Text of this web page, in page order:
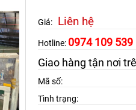
Giá: Liên hệ
Hotline: 0974 109 539
Giao hàng tận nơi
Mã số:
Tình trạng: